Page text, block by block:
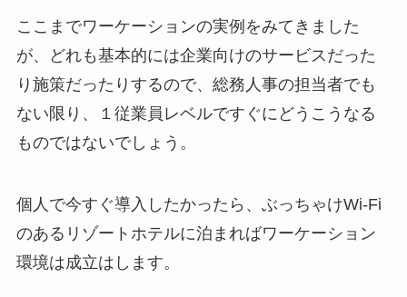
ここまでワーケーションの実例をみてきました
が、
どれも基本的には企業向けのサービス だった
り施策だったりするので、総務人事の担当者でも
ない限り、
１従業員レベルですぐにどうこうなる
ものではないでしょう。
個人で今すぐ導入したかったら、ぶっちゃけWi-Fi
のあるリゾートホテルに泊まればワーケーション
環境は成立はします。